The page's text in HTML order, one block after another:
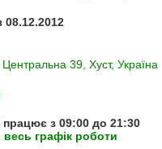
Центральна 39, Хуст, Україна
працює з 09:00 до 21:30
весь графік роботи